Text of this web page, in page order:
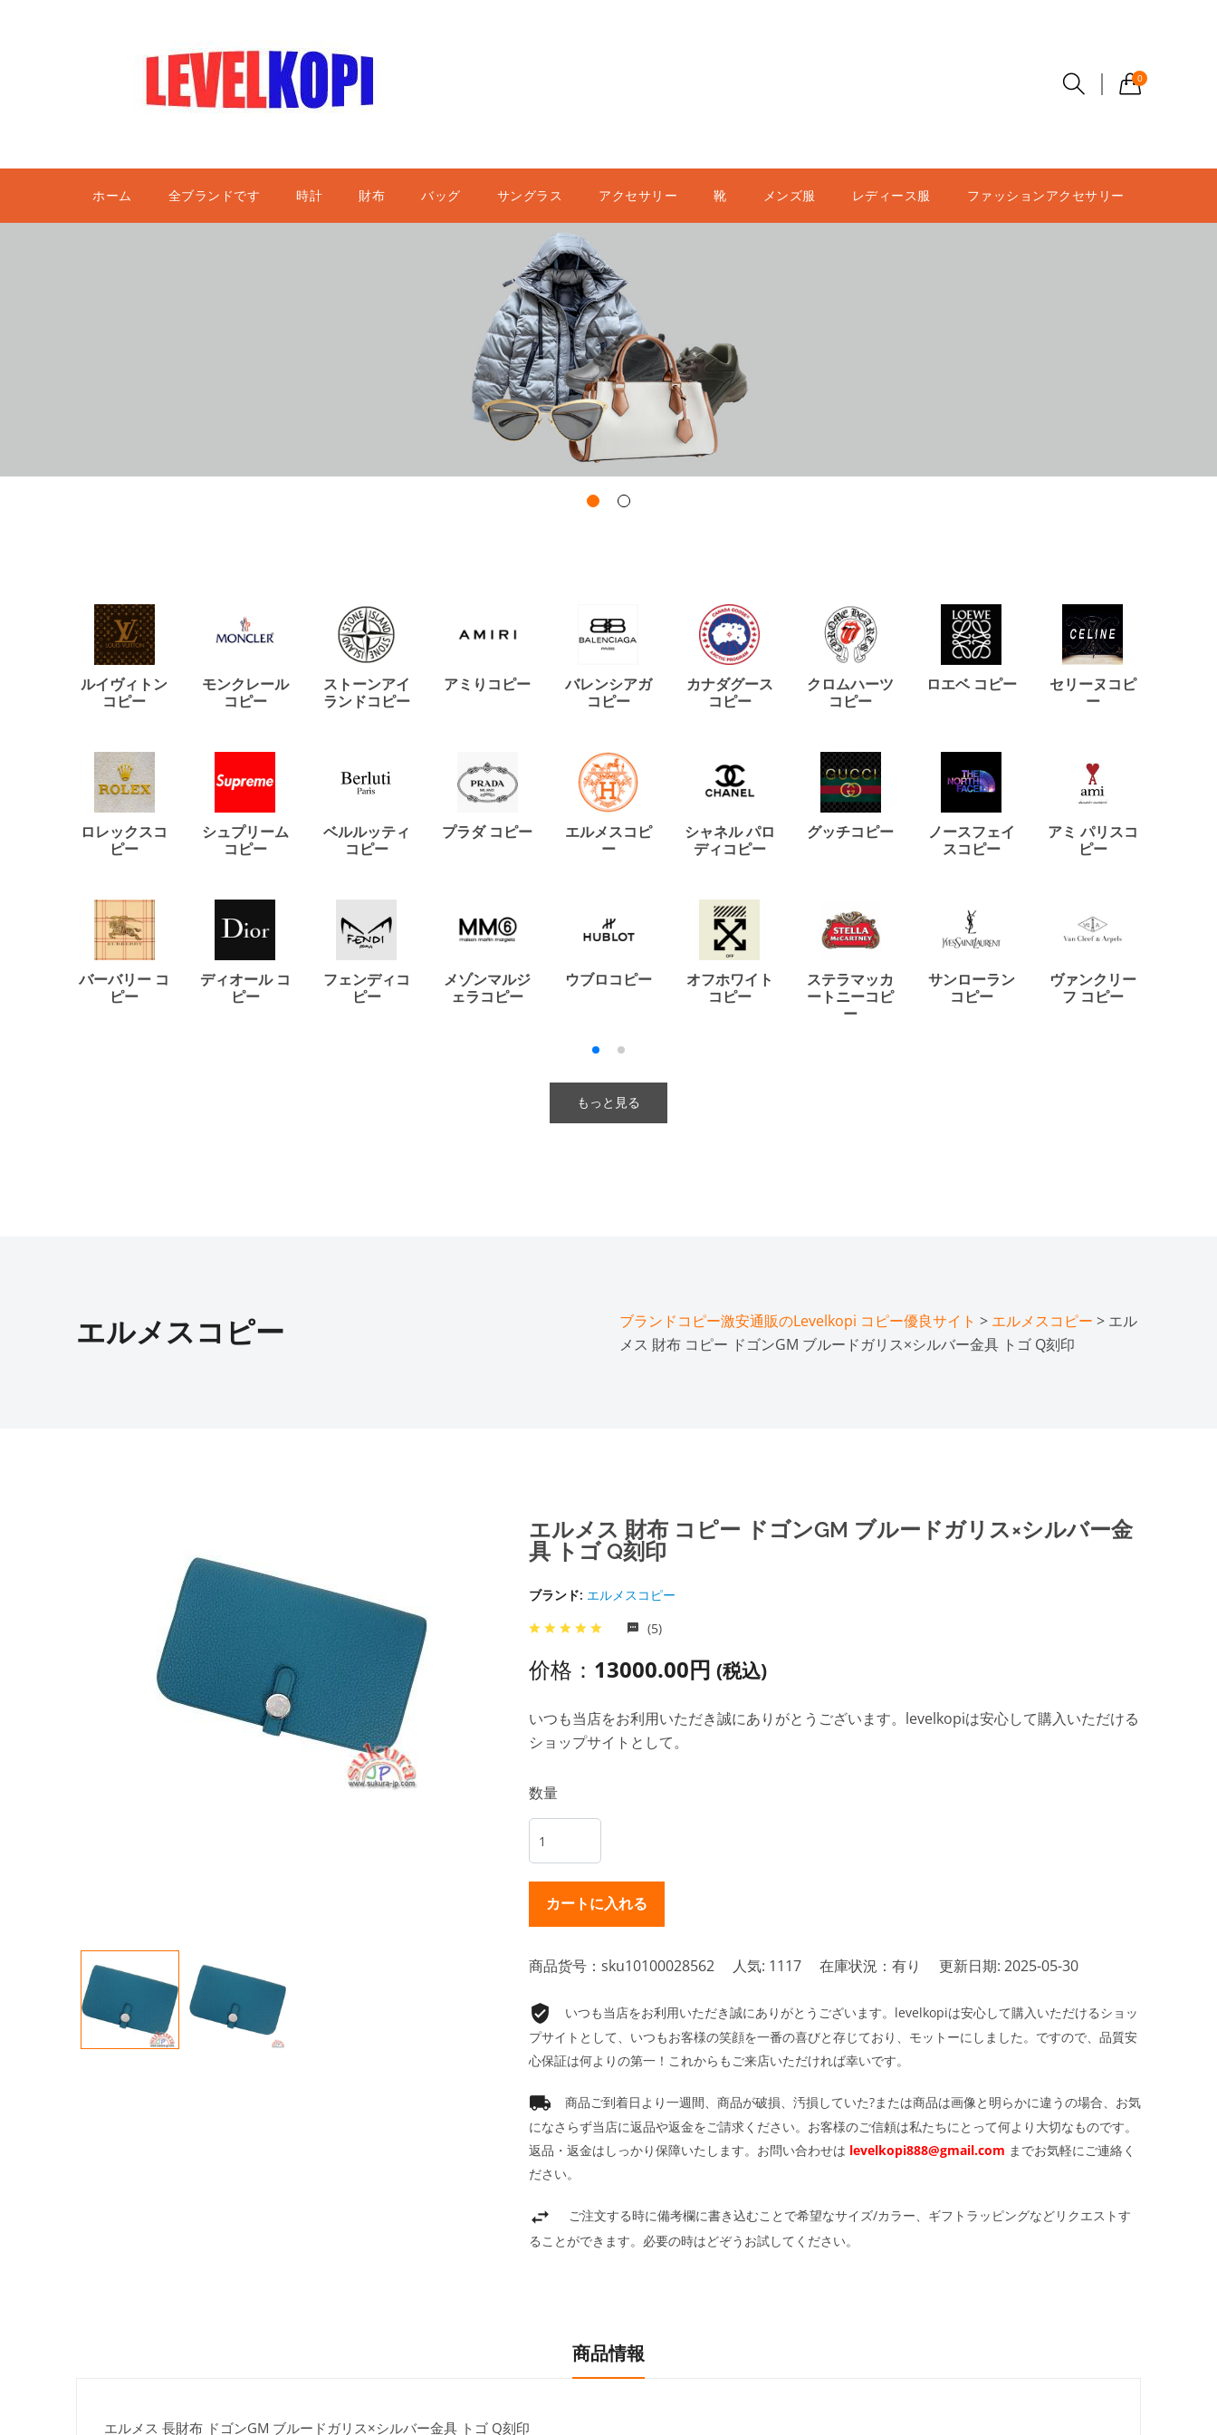
0
ホーム 全ブランドです 時計 財布 バッグ サングラス アクセサリー 靴 メンズ服 レディース服 ファッションアクセサリー
ルイヴィトン
コピー
モンクレール
コピー
ストーンアイ
ランドコピー
アミりコピー
バレンシアガ
コピー
カナダグース
コピー
クロムハーツ
コピー
ロエベ コピー
セリーヌコピ
ー
ロレックスコ
ピー
シュプリーム
コピー
ベルルッティ
コピー
プラダ コピー
エルメスコピ
ー
シャネル パロ
ディコピー
グッチコピー
ノースフェイ
スコピー
アミ パリスコ
ピー
バーバリー コ
ピー
ディオール コ
ピー
フェンディコ
ピー
メゾンマルジ
ェラコピー
ウブロコピー
オフホワイト
コピー
ステラマッカ
ートニーコピ
ー
サンローラン
コピー
ヴァンクリー
フ コピー
もっと見る
エルメスコピー ブランドコピー激安通販のLevelkopi コピー優良サイト > エルメスコピー > エル
メス 財布 コピー ドゴンGM ブルードガリス×シルバー金具 トゴ Q刻印
エルメス 財布 コピー ドゴンGM ブルードガリス×シルバー金
具 トゴ Q刻印
ブランド: エルメスコピー
(5)
价格： 13000.00円 (税込)
いつも当店をお利用いただき誠にありがとうございます。levelkopiは安心して購入いただける
ショップサイトとして。
数量
商品货号：sku10100028562 人気: 1117 在庫状況：有り 更新日期: 2025-05-30
いつも当店をお利用いただき誠にありがとうございます。levelkopiは安心して購入いただけるショッ
プサイトとして、いつもお客様の笑顔を一番の喜びと存じており、モットーにしました。ですので、品質安
心保証は何よりの第一！これからもご来店いただければ幸いです。
商品ご到着日より一週間、商品が破損、汚損していた?または商品は画像と明らかに違うの場合、お気
になさらず当店に返品や返金をご請求ください。お客様のご信頼は私たちにとって何より大切なものです。
返品・返金はしっかり保障いたします。お問い合わせは levelkopi888@gmail.com までお気軽にご連絡く
ださい。
ご注文する時に備考欄に書き込むことで希望なサイズ/カラー、ギフトラッピングなどリクエストす
ることができます。必要の時はどぞうお試してください。
商品情報
エルメス 長財布 ドゴンGM ブルードガリス×シルバー金具 トゴ Q刻印